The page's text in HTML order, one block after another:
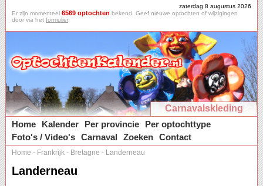
zaterdag 8 augustus 2026
Er zijn momenteel 6569 optochten bekend. Geef nieuwe optochten of wijzigingen
door via het formulier.
Carnavalskleding
Home
Kalender Per provincie
Per optochttype
Foto's / Video's Carnaval Zoeken Contact
Home - Frankrijk - Bretagne - Landerneau
Landerneau